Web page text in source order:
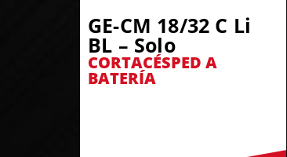
GE-CM 18/32 C Li
BL – Solo
CORTACÉSPED A
BATERÍA